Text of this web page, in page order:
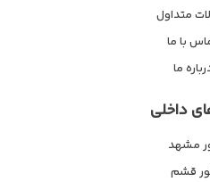
متداول
با ما
ما
داخلی
مشهد
قشم